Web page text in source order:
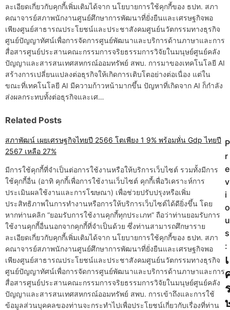
ละเอียดเกี่ยวกับคุกกี้เพิ่มเติมได้จาก นโยบายการใช้คุกกี้ของ ธปท. สภา
คณาจารย์สภาพนักงานศูนย์ศึกษาการพัฒนาที่ยั่งยืนและเศรษฐกิจพอ
เพียงศูนย์สาธารณประโยชน์และประชาสังคมศูนย์นวัตกรรมทางธุรกิจ
ศูนย์ปัญญาทัศน์เพื่อการจัดการศูนย์พัฒนาและบริการด้านภาษาและการ
สื่อสารศูนย์ประสานคณะกรรมการจริยธรรมการวิจัยในมนุษย์ศูนย์คลัง
ปัญญาและสารสนเทศสหกรณ์ออมทรัพย์ สพบ. การมาของเทคโนโลยี AI
สร้างการเปลี่ยนแปลงต่อธุรกิจให้เกิดการเติบโตอย่างต่อเนื่อง แต่ใน
ขณะที่เทคโนโลยี AI มีความก้าวหน้ามากขึ้น ปัญหาที่เกิดจาก AI ก็กำลัง
ส่งผลกระทบทั้งต่อธุรกิจและเศ…
Related Posts
สภาพัฒน์ เผยเศรษฐกิจไทยปี 2566 โตเพียง 1 9% พร้อมหั่น Gdp ไทยปี
2567 เหลือ 27%
มีการใช้คุกกี้ที่จำเป็นต่อการใช้งานหรือให้บริการเว็บไซต์ รวมทั้งมีการ
ใช้คุกกี้อื่น (อาทิ คุกกี้เพื่อการใช้งานเว็บไซต์ คุกกี้เพื่อวิเคราะห์การ
ประเมินผลใช้งานและการโฆษณา) เพื่อช่วยปรับปรุงหรือเพิ่ม
ประสิทธิภาพในการทำงานหรือการให้บริการเว็บไซต์ได้ดียิ่งขึ้น โดย
หากท่านคลิก “ยอมรับการใช้งานคุกกี้ทุกประเภท” ถือว่าท่านยอมรับการ
ใช้งานคุกกี้อื่นนอกจากคุกกี้ที่จำเป็นด้วย ซึ่งท่านสามารถศึกษาราย
ละเอียดเกี่ยวกับคุกกี้เพิ่มเติมได้จาก นโยบายการใช้คุกกี้ของ ธปท. สภา
คณาจารย์สภาพนักงานศูนย์ศึกษาการพัฒนาที่ยั่งยืนและเศรษฐกิจพอ
เพียงศูนย์สาธารณประโยชน์และประชาสังคมศูนย์นวัตกรรมทางธุรกิจ
ศูนย์ปัญญาทัศน์เพื่อการจัดการศูนย์พัฒนาและบริการด้านภาษาและการ
สื่อสารศูนย์ประสานคณะกรรมการจริยธรรมการวิจัยในมนุษย์ศูนย์คลัง
ปัญญาและสารสนเทศสหกรณ์ออมทรัพย์ สพบ. การเข้าถึงและการใช้
ข้อมูลส่วนบุคคลของท่านจะกระทำไปเพื่อประโยชน์เกี่ยวกับเรื่องที่ท่าน
P
o
s
t
n
a
v
i
g
P
r
e
v
i
o
u
s
:
เ